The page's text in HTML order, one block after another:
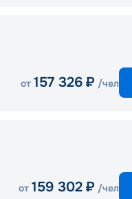
от 157 326 ₽ /чел
от 159 302 ₽ /чел